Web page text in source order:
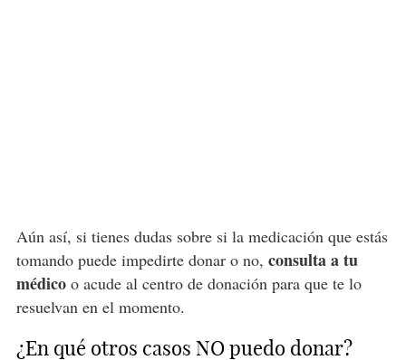
Aún así, si tienes dudas sobre si la medicación que estás
tomando puede impedirte donar o no, consulta a tu
médicoo acude al centro de donación para que te lo
resuelvan en el momento.
¿En qué otros casos NO puedo donar?